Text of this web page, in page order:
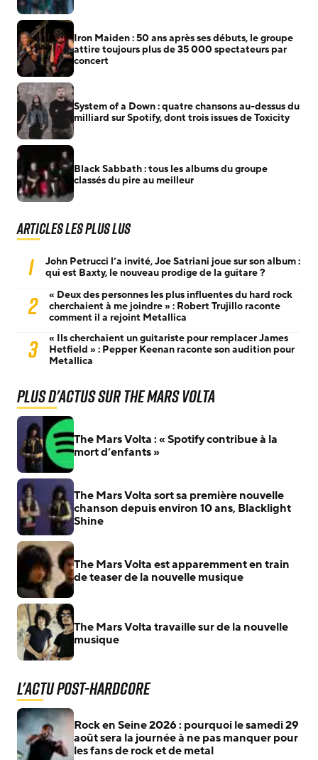
Iron Maiden : 50 ans après ses débuts, le groupe
attire toujours plus de 35 000 spectateurs par
concert
System of a Down : quatre chansons au-dessus du
milliard sur Spotify, dont trois issues de Toxicity
Black Sabbath : tous les albums du groupe
classés du pire au meilleur
Articles les plus lus
1
John Petrucci l’a invité, Joe Satriani joue sur son album :
qui est Baxty, le nouveau prodige de la guitare ?
2
« Deux des personnes les plus influentes du hard rock
cherchaient à me joindre » : Robert Trujillo raconte
comment il a rejoint Metallica
3
« Ils cherchaient un guitariste pour remplacer James
Hetfield » : Pepper Keenan raconte son audition pour
Metallica
Plus d'actus sur The Mars Volta
The Mars Volta : « Spotify contribue à la
mort d’enfants »
The Mars Volta sort sa première nouvelle
chanson depuis environ 10 ans, Blacklight
Shine
The Mars Volta est apparemment en train
de teaser de la nouvelle musique
The Mars Volta travaille sur de la nouvelle
musique
L'actu Post-Hardcore
Rock en Seine 2026 : pourquoi le samedi 29
août sera la journée à ne pas manquer pour
les fans de rock et de metal